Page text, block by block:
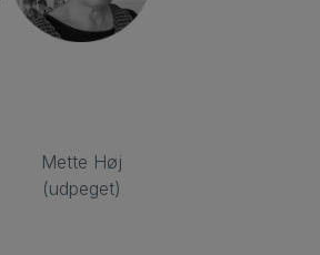
Mette Høj
(udpeget)